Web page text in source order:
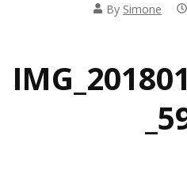
By Simone